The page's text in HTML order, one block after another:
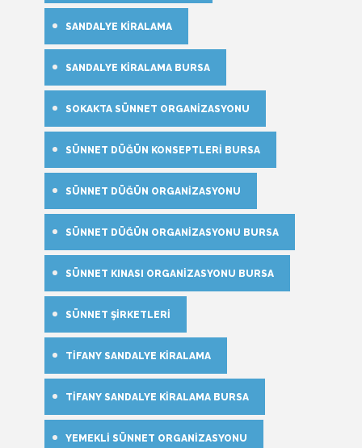
SANDALYE KIRALAMA
SANDALYE KIRALAMA BURSA
SOKAKTA SÜNNET ORGANIZASYONU
SÜNNET DÜĞÜN KONSEPTLERI BURSA
SÜNNET DÜĞÜN ORGANIZASYONU
SÜNNET DÜĞÜN ORGANIZASYONU BURSA
SÜNNET KINASI ORGANIZASYONU BURSA
SÜNNET ŞIRKETLERI
TIFANY SANDALYE KIRALAMA
TIFANY SANDALYE KIRALAMA BURSA
YEMEKLI SÜNNET ORGANIZASYONU